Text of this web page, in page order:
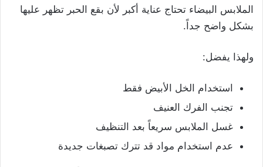
الملابس البيضاء تحتاج عناية أكبر لأن بقع الحبر تظهر عليها
بشكل واضح جداً.
ولهذا يفضل:
استخدام الخل الأبيض فقط
تجنب الفرك العنيف
غسل الملابس سريعاً بعد التنظيف
عدم استخدام مواد قد تترك تصبغات جديدة